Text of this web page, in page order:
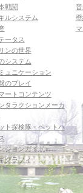
戦闘
ルシステム
ータス
ンの世界
システム
ュニケーション
のプレイ
ートコンテンツ
タラクションメーカ
ト探検隊・ペットハ
ジョンガイド
グラフィ